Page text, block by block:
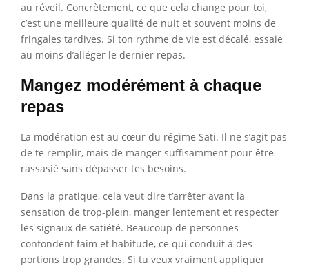
au réveil. Concrètement, ce que cela change pour toi,
c’est une meilleure qualité de nuit et souvent moins de
fringales tardives. Si ton rythme de vie est décalé, essaie
au moins d’alléger le dernier repas.
Mangez modérément à chaque
repas
La modération est au cœur du régime Sati. Il ne s’agit pas
de te remplir, mais de manger suffisamment pour être
rassasié sans dépasser tes besoins.
Dans la pratique, cela veut dire t’arrêter avant la
sensation de trop-plein, manger lentement et respecter
les signaux de satiété. Beaucoup de personnes
confondent faim et habitude, ce qui conduit à des
portions trop grandes. Si tu veux vraiment appliquer